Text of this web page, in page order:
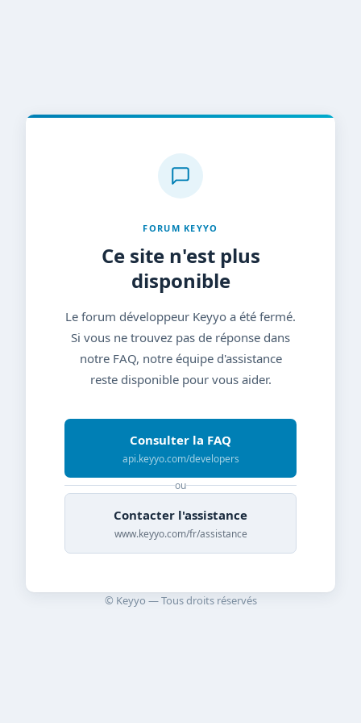
FORUM KEYYO
Ce site n'est plus
disponible
Le forum développeur Keyyo a été fermé.
Si vous ne trouvez pas de réponse dans
notre FAQ, notre équipe d'assistance
reste disponible pour vous aider.
Consulter la FAQ
api.keyyo.com/developers
ou
Contacter l'assistance
www.keyyo.com/fr/assistance
© Keyyo — Tous droits réservés